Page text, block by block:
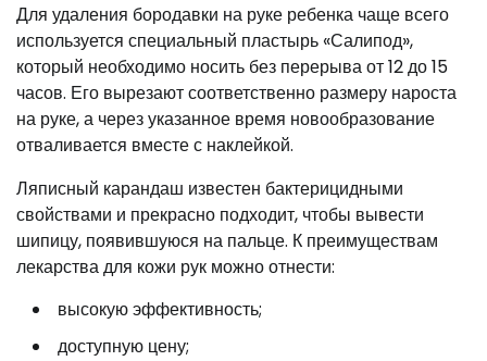
Для удаления бородавки на руке ребенка чаще всего
используется специальный пластырь «Салипод»,
который необходимо носить без перерыва от 12 до 15
часов. Его вырезают соответственно размеру нароста
на руке, а через указанное время новообразование
отваливается вместе с наклейкой.
Ляписный карандаш известен бактерицидными
свойствами и прекрасно подходит, чтобы вывести
шипицу, появившуюся на пальце. К преимуществам
лекарства для кожи рук можно отнести:
высокую эффективность;
доступную цену;